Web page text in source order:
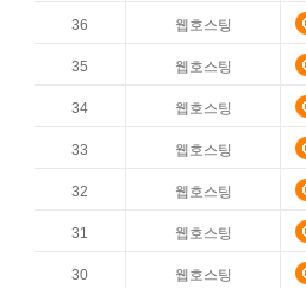
36 웹호스팅
35 웹호스팅
34 웹호스팅
33 웹호스팅
32 웹호스팅
31 웹호스팅
30 웹호스팅